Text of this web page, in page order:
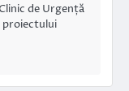
de Urgență
proiectului